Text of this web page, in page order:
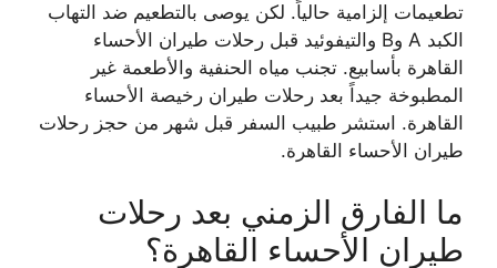
تطعيمات إلزامية حالياً. لكن يوصى بالتطعيم ضد التهاب
الكبد A وB والتيفوئيد قبل رحلات طيران الأحساء
القاهرة بأسابيع. تجنب مياه الحنفية والأطعمة غير
المطبوخة جيداً بعد رحلات طيران رخيصة الأحساء
القاهرة. استشر طبيب السفر قبل شهر من حجز رحلات
طيران الأحساء القاهرة.
ما الفارق الزمني بعد رحلات
طيران الأحساء القاهرة؟